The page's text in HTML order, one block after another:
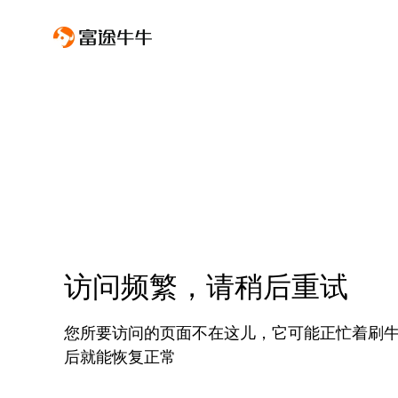
访问频繁，请稍后重试
您所要访问的页面不在这儿，它可能正忙着刷
后就能恢复正常